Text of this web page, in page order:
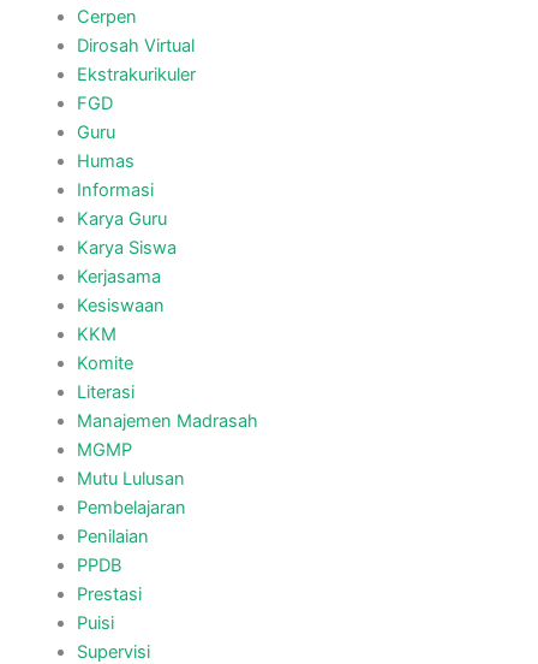
Cerpen
Dirosah Virtual
Ekstrakurikuler
FGD
Guru
Humas
Informasi
Karya Guru
Karya Siswa
Kerjasama
Kesiswaan
KKM
Komite
Literasi
Manajemen Madrasah
MGMP
Mutu Lulusan
Pembelajaran
Penilaian
PPDB
Prestasi
Puisi
Supervisi